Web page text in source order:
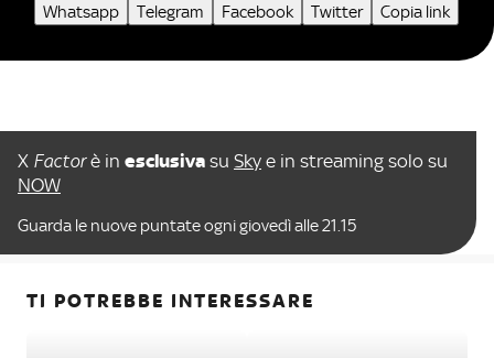
Whatsapp Telegram Facebook Twitter Copia link
X Factorè in esclusiva su Sky e in streaming solo su
NOW
Guarda le nuove puntate ogni giovedì alle 21.15
TI POTREBBE INTERESSARE